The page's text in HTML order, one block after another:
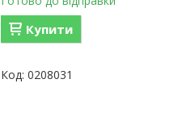
Купити
0208031